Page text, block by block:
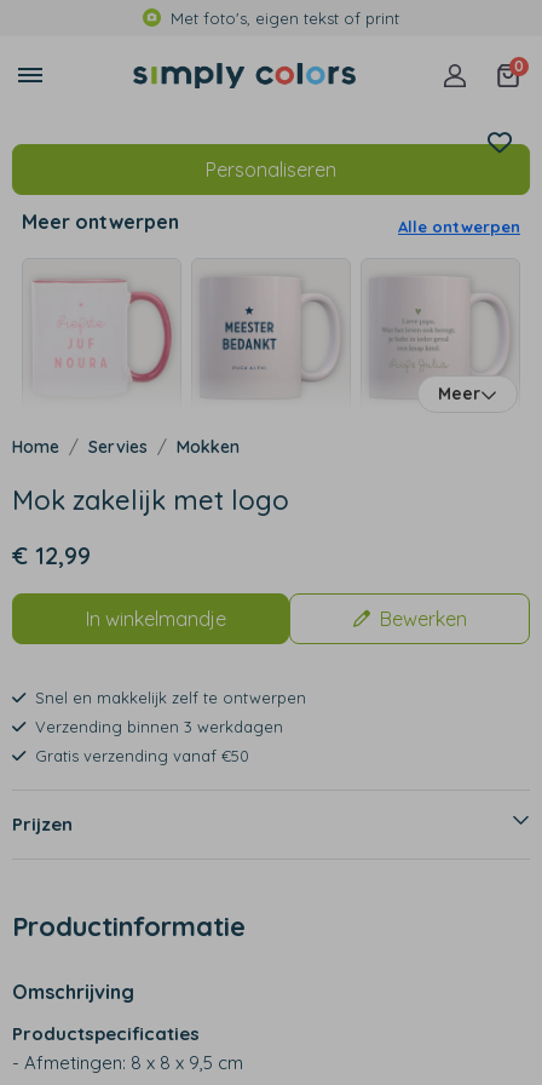
Met foto's, eigen tekst of print
0
Personaliseren
Meer ontwerpen Alle ontwerpen
Meer
Servies Mokken
Mok zakelijk met logo
€ 12,99
In winkelmandje Bewerken
Snel en makkelijk zelf te ontwerpen
Verzending binnen 3 werkdagen
Gratis verzending vanaf €50
Prijzen
Productinformatie
Omschrijving
Productspecificaties
- Afmetingen: 8 x 8 x 9,5 cm